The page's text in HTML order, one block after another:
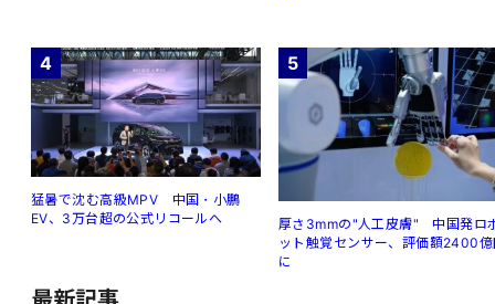
4
猛暑で沈む高級MPV 中国・小鵬
EV、3万台超の公式リコールへ
5
厚さ3mmの"人工皮膚" 中国発ロ
ット触覚センサー、評価額2400
に